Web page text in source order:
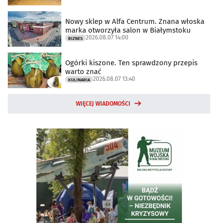
Nowy sklep w Alfa Centrum. Znana włoska
marka otworzyła salon w Białymstoku
BIZNES 2026.08.07 14:00
Ogórki kiszone. Ten sprawdzony przepis
warto znać
KULINARIA 2026.08.07 13:40
WIĘCEJ WIADOMOŚCI